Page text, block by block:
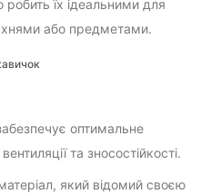
їх ідеальними для
або предметами.
оптимальне
та зносостійкості.
який відомий своєю